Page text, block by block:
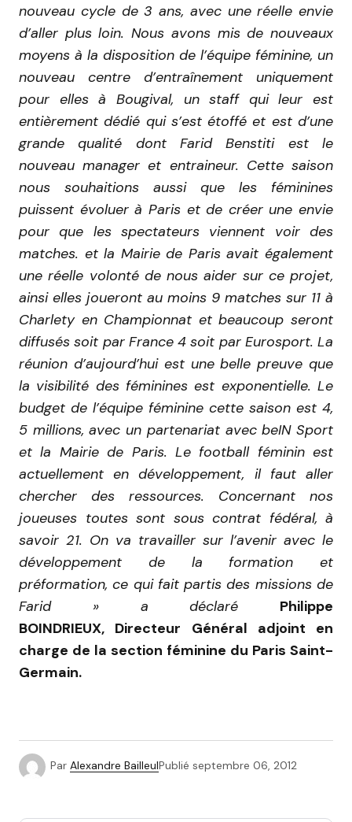
nouveau cycle de 3 ans, avec une réelle envie
d’aller plus loin. Nous avons mis de nouveaux
moyens à la disposition de l’équipe féminine, un
nouveau centre d’entraînement uniquement
pour elles à Bougival, un staff qui leur est
entièrement dédié qui s’est étoffé et est d’une
grande qualité dont Farid Benstiti est le
nouveau manager et entraineur. Cette saison
nous souhaitions aussi que les féminines
puissent évoluer à Paris et de créer une envie
pour que les spectateurs viennent voir des
matches. et la Mairie de Paris avait également
une réelle volonté de nous aider sur ce projet,
ainsi elles joueront au moins 9 matches sur 11 à
Charlety en Championnat et beaucoup seront
diffusés soit par France 4 soit par Eurosport. La
réunion d’aujourd’hui est une belle preuve que
la visibilité des féminines est exponentielle. Le
budget de l’équipe féminine cette saison est 4,
5 millions, avec un partenariat avec beIN Sport
et la Mairie de Paris. Le football féminin est
actuellement en développement, il faut aller
chercher des ressources. Concernant nos
joueuses toutes sont sous contrat fédéral, à
savoir 21. On va travailler sur l’avenir avec le
développement de la formation et
préformation, ce qui fait partis des missions de
Farid » a déclaré Philippe
BOINDRIEUX, Directeur Général adjoint en
charge de la section féminine du Paris Saint-
Germain.
Par Alexandre BailleulPublié septembre 06, 2012